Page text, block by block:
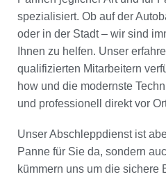
spezialisiert. Ob auf der
oder in der Stadt – wir sind
Ihnen zu helfen. Unser
qualifizierten Mitarbeitern
how und die modernste
und professionell direkt vor
Unser Abschleppdienst ist
Panne für Sie da, sondern
kümmern uns um die sichere